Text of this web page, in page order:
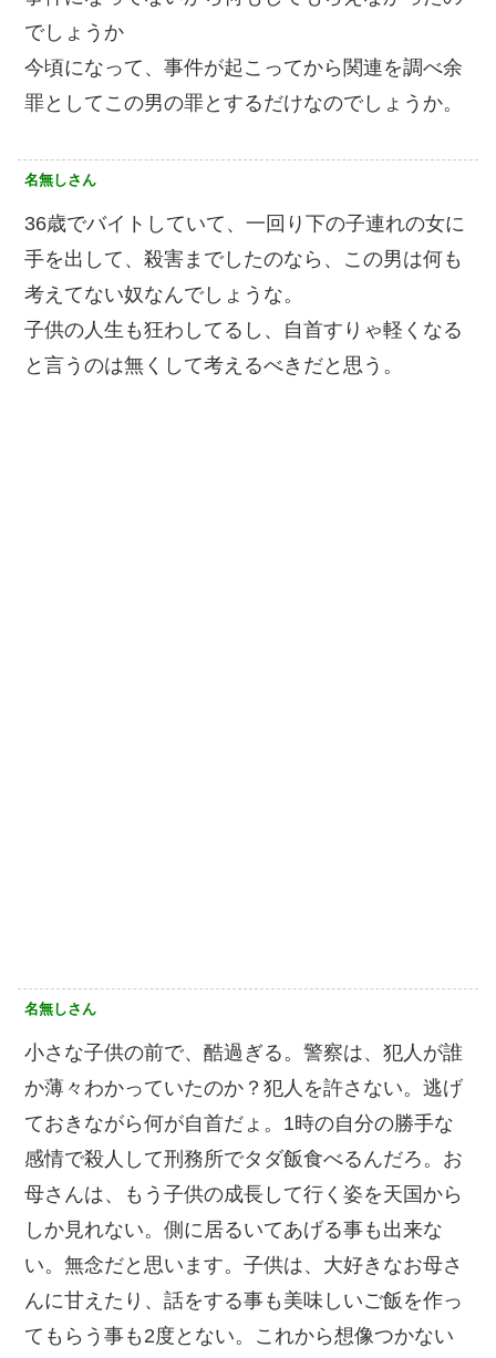
でしょうか
今頃になって、事件が起こってから関連を調べ余
罪としてこの男の罪とするだけなのでしょうか。
名無しさん
36歳でバイトしていて、一回り下の子連れの女に
手を出して、殺害までしたのなら、この男は何も
考えてない奴なんでしょうな。
子供の人生も狂わしてるし、自首すりゃ軽くなる
と言うのは無くして考えるべきだと思う。
名無しさん
小さな子供の前で、酷過ぎる。警察は、犯人が誰
か薄々わかっていたのか？犯人を許さない。逃げ
ておきながら何が自首だょ。1時の自分の勝手な
感情で殺人して刑務所でタダ飯食べるんだろ。お
母さんは、もう子供の成長して行く姿を天国から
しか見れない。側に居るいてあげる事も出来な
い。無念だと思います。子供は、大好きなお母さ
んに甘えたり、話をする事も美味しいご飯を作っ
てもらう事も2度とない。これから想像つかない